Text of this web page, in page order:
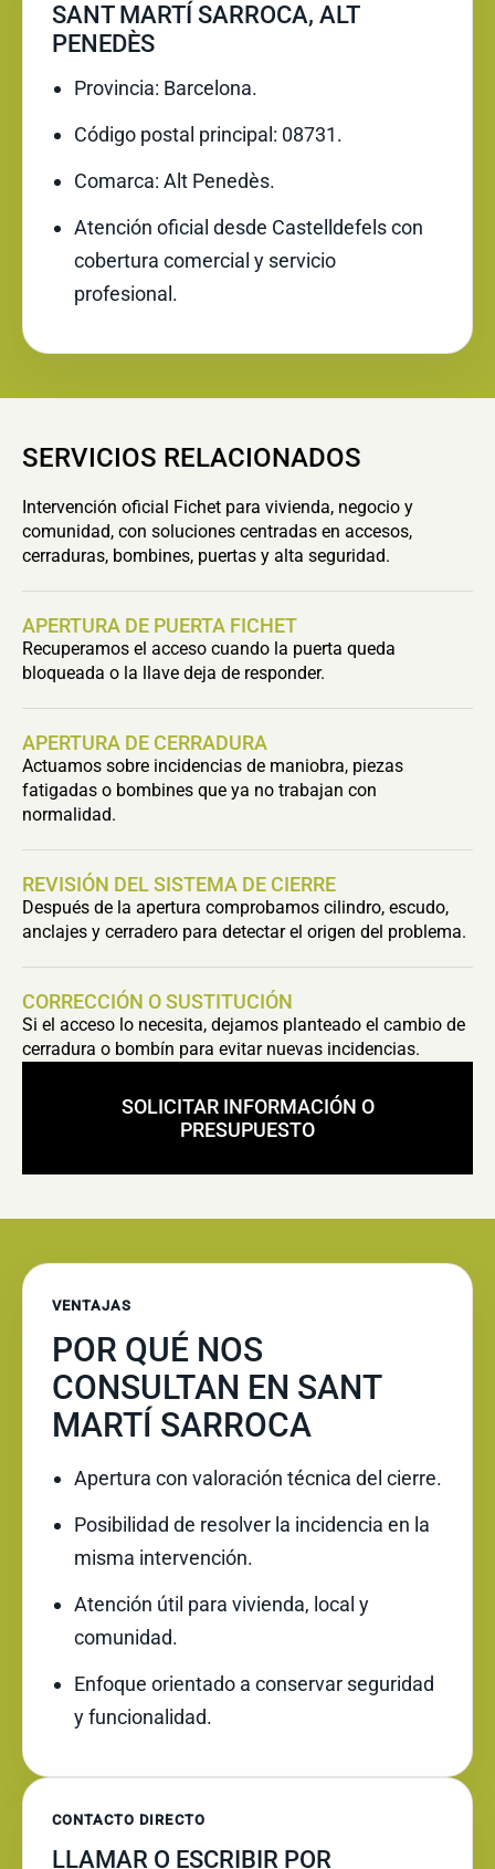
SANT MARTÍ SARROCA, ALT
PENEDÈS
Provincia: Barcelona.
Código postal principal: 08731.
Comarca: Alt Penedès.
Atención oficial desde Castelldefels con
cobertura comercial y servicio
profesional.
SERVICIOS RELACIONADOS
Intervención oficial Fichet para vivienda, negocio y
comunidad, con soluciones centradas en accesos,
cerraduras, bombines, puertas y alta seguridad.
APERTURA DE PUERTA FICHET
Recuperamos el acceso cuando la puerta queda
bloqueada o la llave deja de responder.
APERTURA DE CERRADURA
Actuamos sobre incidencias de maniobra, piezas
fatigadas o bombines que ya no trabajan con
normalidad.
REVISIÓN DEL SISTEMA DE CIERRE
Después de la apertura comprobamos cilindro, escudo,
anclajes y cerradero para detectar el origen del problema.
CORRECCIÓN O SUSTITUCIÓN
Si el acceso lo necesita, dejamos planteado el cambio de
cerradura o bombín para evitar nuevas incidencias.
SOLICITAR INFORMACIÓN O
PRESUPUESTO
VENTAJAS
POR QUÉ NOS
CONSULTAN EN SANT
MARTÍ SARROCA
Apertura con valoración técnica del cierre.
Posibilidad de resolver la incidencia en la
misma intervención.
Atención útil para vivienda, local y
comunidad.
Enfoque orientado a conservar seguridad
y funcionalidad.
CONTACTO DIRECTO
LLAMAR O ESCRIBIR POR